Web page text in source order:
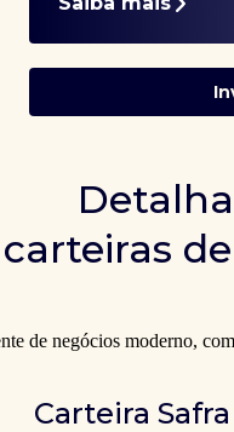
carteiras
Carteira